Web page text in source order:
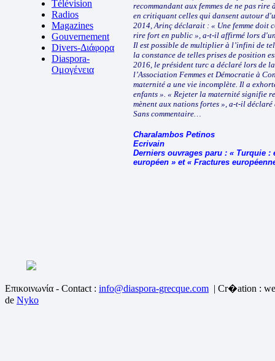
Télévision
Radios
Magazines
Gouvernement
Divers-Διάφορα
Diaspora-
Ομογένεια
recommandant aux femmes de ne pas
en critiquant celles qui dansent autour
2014, Arinç déclarait : « Une femme doit
rire fort en public », a-t-il affirmé lors
Il est possible de multiplier à l’infini de
la constance de telles prises de position
2016, le président turc a déclaré lors de
l’Association Femmes et Démocratie à
maternité a une vie incomplète. Il a
enfants ». « Rejeter la maternité signifie
mènent aux nations fortes », a-t-il
Sans commentaire…
Charalambos Petinos
Ecrivain
Derniers ouvrages paru : « Turquie
européen » et « Fractures
Επικοινωνία - Contact : info@diaspora-grecque.com | Cr�ation :
de Nyko